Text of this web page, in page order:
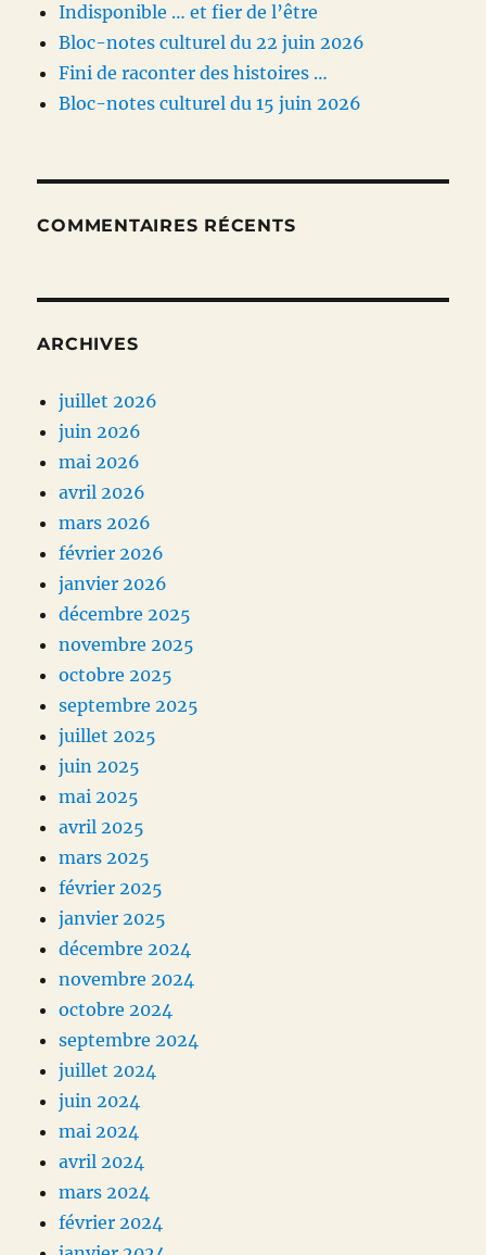
Indisponible … et fier de l’être
Bloc-notes culturel du 22 juin 2026
Fini de raconter des histoires …
Bloc-notes culturel du 15 juin 2026
COMMENTAIRES RÉCENTS
ARCHIVES
juillet 2026
juin 2026
mai 2026
avril 2026
mars 2026
février 2026
janvier 2026
décembre 2025
novembre 2025
octobre 2025
septembre 2025
juillet 2025
juin 2025
mai 2025
avril 2025
mars 2025
février 2025
janvier 2025
décembre 2024
novembre 2024
octobre 2024
septembre 2024
juillet 2024
juin 2024
mai 2024
avril 2024
mars 2024
février 2024